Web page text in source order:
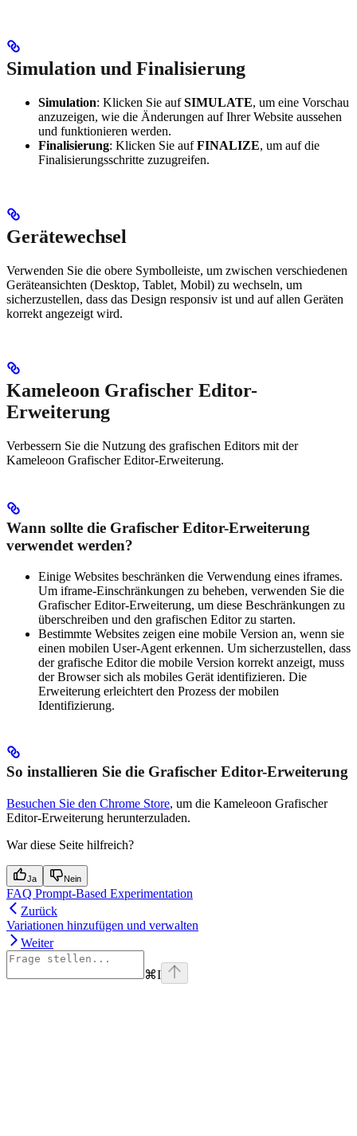
Simulation und Finalisierung
Simulation: Klicken Sie aufSIMULATE, um eine Vorschau
anzuzeigen, wie die Änderungen auf Ihrer Website aussehen
und funktionieren werden.
Finalisierung: Klicken Sie aufFINALIZE, um auf die
Finalisierungsschritte zuzugreifen.
Gerätewechsel
Verwenden Sie die obere Symbolleiste, um zwischen verschiedenen
Geräteansichten (Desktop, Tablet, Mobil) zu wechseln, um
sicherzustellen, dass das Design responsiv ist und auf allen Geräten
korrekt angezeigt wird.
Kameleoon Grafischer Editor-
Erweiterung
Verbessern Sie die Nutzung des grafischen Editors mit der
Kameleoon Grafischer Editor-Erweiterung.
Wann sollte die Grafischer Editor-Erweiterung
verwendet werden?
Einige Websites beschränken die Verwendung eines iframes.
Um iframe-Einschränkungen zu beheben, verwenden Sie die
Grafischer Editor-Erweiterung, um diese Beschränkungen zu
überschreiben und den grafischen Editor zu starten.
Bestimmte Websites zeigen eine mobile Version an, wenn sie
einen mobilen User-Agent erkennen. Um sicherzustellen, dass
der grafische Editor die mobile Version korrekt anzeigt, muss
der Browser sich als mobiles Gerät identifizieren. Die
Erweiterung erleichtert den Prozess der mobilen
Identifizierung.
So installieren Sie die Grafischer Editor-Erweiterung
Besuchen Sie den Chrome Store, um die Kameleoon Grafischer
Editor-Erweiterung herunterzuladen.
War diese Seite hilfreich?
Ja Nein
FAQ Prompt-Based Experimentation
Zurück
Variationen hinzufügen und verwalten
Weiter
⌘I